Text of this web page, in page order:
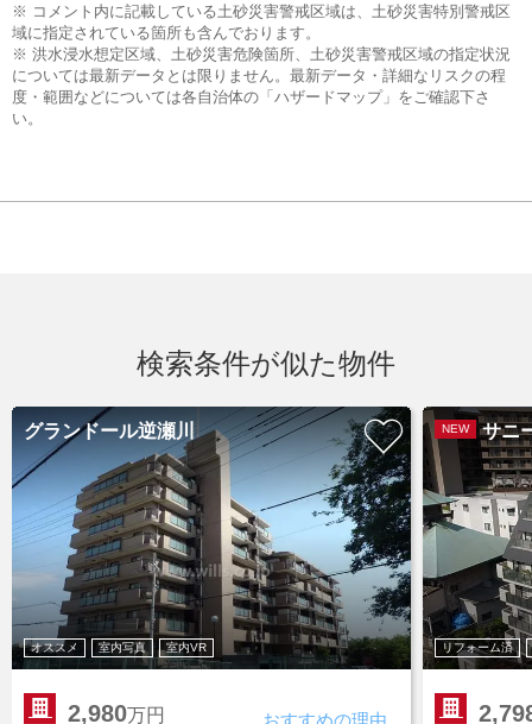
※ コメント内に記載している土砂災害警戒区域は、土砂災害特別警戒区
域に指定されている箇所も含んでおります。
※ 洪水浸水想定区域、土砂災害危険箇所、土砂災害警戒区域の指定状況
については最新データとは限りません。最新データ・詳細なリスクの程
度・範囲などについては各自治体の「ハザードマップ」をご確認下さ
い。
検索条件が似た物件
グランドール逆瀬川
オススメ 室内写真 室内VR
2,980万円 おすすめの理由
NEW サニ
リフォーム済